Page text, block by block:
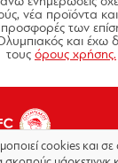
νέα προϊόντα
προσφορές των
και έχω
τους όρους χρήσης.
cookies και σε